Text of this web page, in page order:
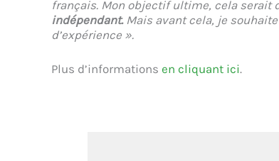
français. Mon objectif ultime, cela serait
indépendant.Mais avant cela, je souhaite
d’expérience ».
Plus d’informations en cliquant ici.